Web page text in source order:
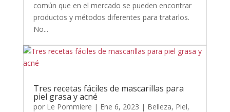
común que en el mercado se pueden encontrar
productos y métodos diferentes para tratarlos.
No...
Tres recetas fáciles de mascarillas para
piel grasa y acné
por Le Pommiere | Ene 6, 2023 | Belleza, Piel,